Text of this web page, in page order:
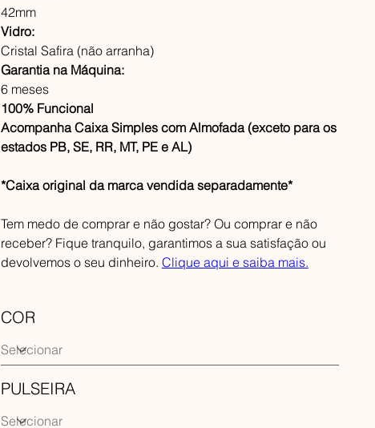
42mm
Vidro:
Cristal Safira (não arranha)
Garantia na Máquina:
6 meses
100% Funcional
Acompanha Caixa Simples com Almofada (exceto para os
estados PB, SE, RR, MT, PE e AL)
*Caixa original da marca vendida separadamente*
Tem medo de comprar e não gostar? Ou comprar e não
receber? Fique tranquilo, garantimos a sua satisfação ou
devolvemos o seu dinheiro. Clique aqui e saiba mais.
COR
PULSEIRA